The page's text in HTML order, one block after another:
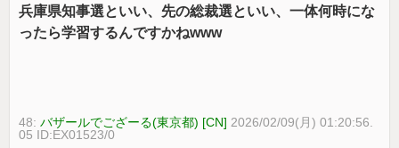
兵庫県知事選といい、先の総裁選といい、一体何時にな
ったら学習するんですかねwww
48:バザールでござーる(東京都) [CN] 2026/02/09(月) 01:20:56.
05 ID:EX01523/0